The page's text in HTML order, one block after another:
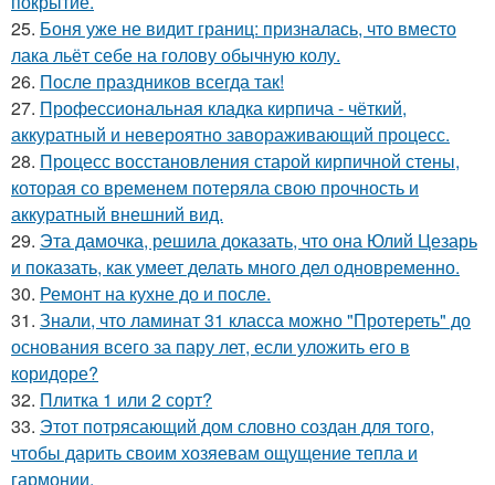
25. Боня уже не видит границ: призналась, что вместо
лака льёт себе на голову обычную колу.
26. После праздников всегда так!
27. Профессиональная кладка кирпича - чёткий,
аккуратный и невероятно завораживающий процесс.
28. Процесс восстановления старой кирпичной стены,
которая со временем потеряла свою прочность и
аккуратный внешний вид.
29. Эта дамочка, решила доказать, что она Юлий Цезарь
и показать, как умеет делать много дел одновременно.
30. Ремонт на кухне до и после.
31. Знали, что ламинат 31 класса можно "Протереть" до
основания всего за пару лет, если уложить его в
коридоре?
32. Плитка 1 или 2 сорт?
33. Этот потрясающий дом словно создан для того,
чтобы дарить своим хозяевам ощущение тепла и
гармонии.